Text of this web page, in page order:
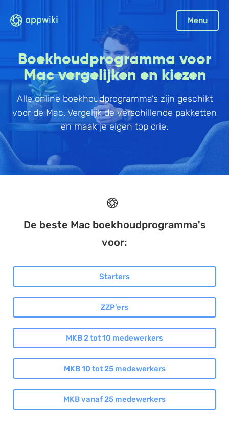
Menu
Sluiten
Facturatie
Aangifte
Bonnetjes
Debiteurenbeheer
Incasso
Scan en herken
Offerte
Documentmanagement
Workflowmanagement
Planning
Rittenregistratie
Kassa
Voorraadbeheer
ERP
Rapportage
Boekhoudprogramma voor
Mac vergelijken en kiezen
Alle online boekhoudprogramma’s zijn geschikt
voor de Mac. Vergelijk de verschillende pakketten
en maak je eigen top drie.
De beste Mac boekhoudprogramma's
voor:
Starters
ZZP'ers
MKB 2 tot 10 medewerkers
MKB 10 tot 25 medewerkers
MKB vanaf 25 medewerkers